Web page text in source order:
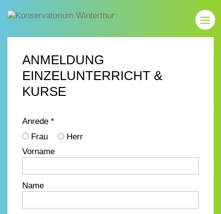
ANMELDUNG
EINZELUNTERRICHT &
KURSE
Anrede *
Frau
Herr
Vorname
Name